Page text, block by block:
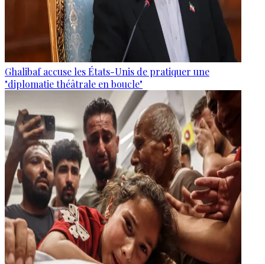
Ghalibaf accuse les États-Unis de pratiquer une
"diplomatie théâtrale en boucle"